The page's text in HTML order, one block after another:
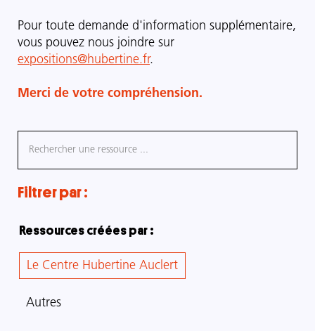
Pour toute demande d'information supplémentaire,
vous pouvez nous joindre sur
expositions@hubertine.fr.
Merci de votre compréhension.
Filtrer par :
Ressources créées par :
Le Centre Hubertine Auclert
Autres